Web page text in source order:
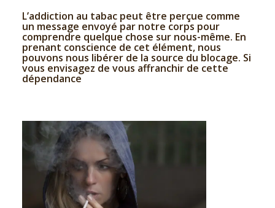
L’addiction au tabac peut être perçue comme
un message envoyé par notre corps pour
comprendre quelque chose sur nous-même. En
prenant conscience de cet élément, nous
pouvons nous libérer de la source du blocage. Si
vous envisagez de vous affranchir de cette
dépendance